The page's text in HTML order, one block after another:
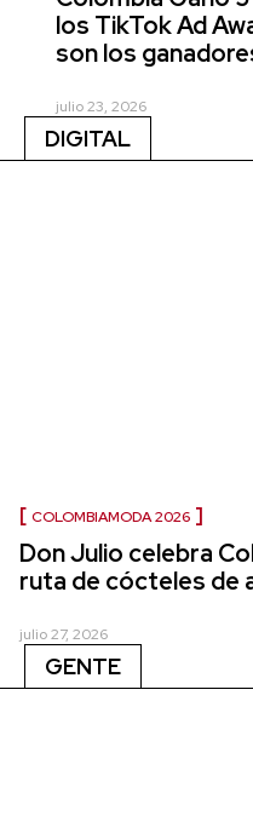
los TikTok Ad
son los
julio 23, 2026
DIGITAL
COLOMBIAMODA 2026
Don Julio celebra
ruta de cócteles de
julio 27, 2026
GENTE